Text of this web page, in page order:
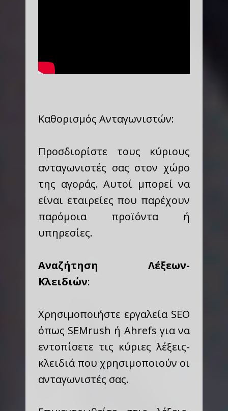
Καθορισμός Ανταγωνιστών:
Προσδιορίστε τους κύριους
ανταγωνιστές σας στον χώρο
της αγοράς. Αυτοί μπορεί να
είναι εταιρείες που παρέχουν
παρόμοια προϊόντα ή
υπηρεσίες.
Αναζήτηση Λέξεων-
Κλειδιών:
Χρησιμοποιήστε εργαλεία SEO
όπως SEMrush ή Ahrefs για να
εντοπίσετε τις κύριες λέξεις-
κλειδιά που χρησιμοποιούν οι
ανταγωνιστές σας.